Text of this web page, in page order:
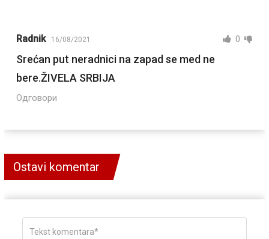
Radnik 16/08/2021 0
Srećan put neradnici na zapad se med ne
bere.ŽIVELA SRBIJA
Одговори
Ostavi komentar